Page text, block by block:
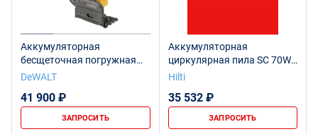
Аккумуляторная
бесщеточная погружная
дисковая пила 54 В XR
DeWALT
41 900 ₽
ЗАПРОСИТЬ
Аккумуляторная
циркулярная пила SC 70W-
A22 коробка
Hilti
35 532 ₽
ЗАПРОСИТЬ